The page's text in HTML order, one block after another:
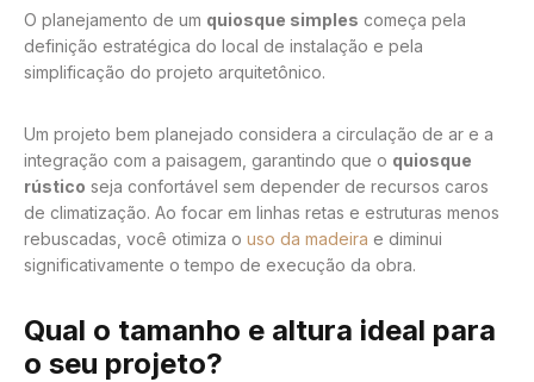
O planejamento de um quiosque simples começa pela
definição estratégica do local de instalação e pela
simplificação do projeto arquitetônico.
Um projeto bem planejado considera a circulação de ar e a
integração com a paisagem, garantindo que o quiosque
rústico seja confortável sem depender de recursos caros
de climatização. Ao focar em linhas retas e estruturas menos
rebuscadas, você otimiza o uso da madeira e diminui
significativamente o tempo de execução da obra.
Qual o tamanho e altura ideal para
o seu projeto?